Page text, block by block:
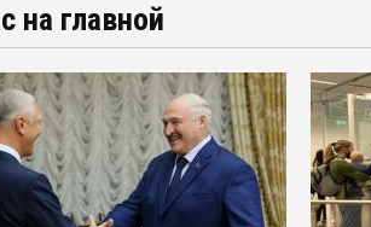
на главной